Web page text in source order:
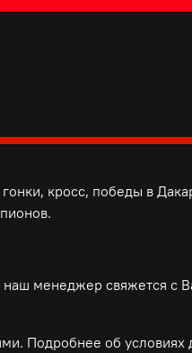
кросс, победы в
менеджер свяжется с
Подробнее об условиях